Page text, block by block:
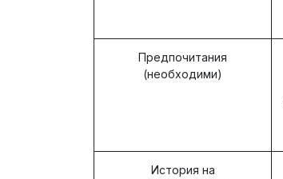
Предпочитания
(необходими)
История на